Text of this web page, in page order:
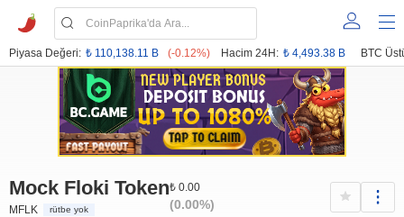
Piyasa Değeri: ₺ 110,138.11 B (-0.12%) Hacim 24H: ₺ 4,493.38 B BTC
Mock Floki Token
MFLK rütbe yok
₺ 0.00
(0.00%)